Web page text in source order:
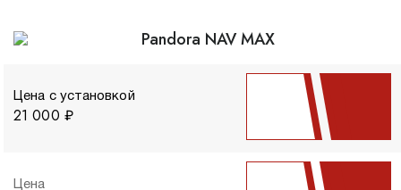
Цена с установкой
21 000 ₽
Цена